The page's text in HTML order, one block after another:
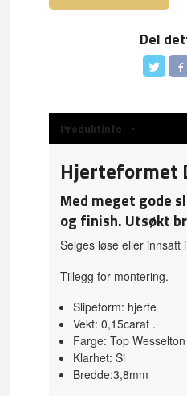
Del
Produktinfo
Hjerteformet
Med meget gode
og finish. Utsøkt
Selges løse eller innsatt
Tillegg for montering.
Slipeform: hjerte
Vekt: 0,15carat .
Farge: Top Wesselton
Klarhet: Si
Bredde:3,8mm